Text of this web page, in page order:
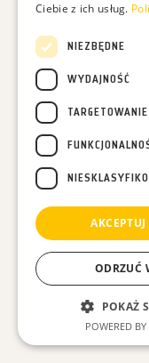
Podając swój adres e-mail
marketingowych dotyczących
Ciebie z ich usług.
NIEZBĘDNE
WYDAJNOŚĆ
TARGETOWANIE
ODRZUĆ
POKAŻ
POWERED